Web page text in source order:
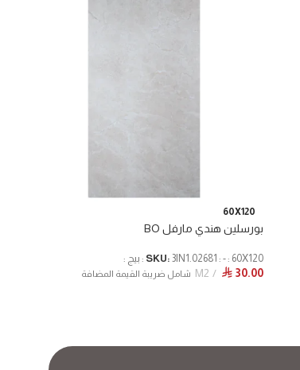
60X120
بورسلين هندي مارفل BO
SKU: 3IN1.02681 : - : 60X120 : بيج :
⃁ 30.00
M2 شامل ضريبة القيمة المضافة